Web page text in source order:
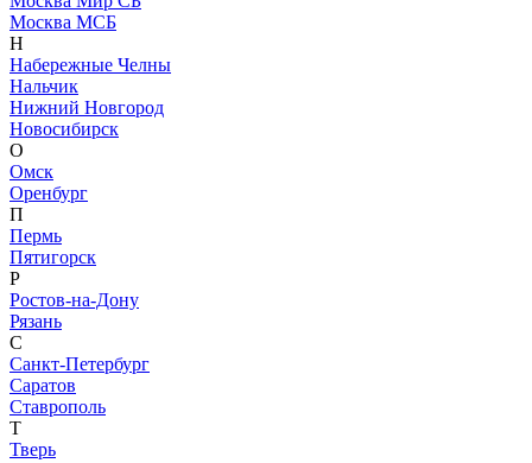
Москва МСБ
Н
Набережные Челны
Нальчик
Нижний Новгород
Новосибирск
О
Омск
Оренбург
П
Пермь
Пятигорск
Р
Ростов-на-Дону
Рязань
С
Санкт-Петербург
Саратов
Ставрополь
Т
Тверь